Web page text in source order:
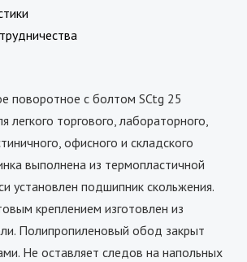
поворотное с болтом SCtg 25
легкого торгового, лабораторного,
офисного и складского
выполнена из термопластичной
установлен подшипник скольжения.
креплением изготовлен из
Полипропиленовый обод закрыт
Не оставляет следов на напольных